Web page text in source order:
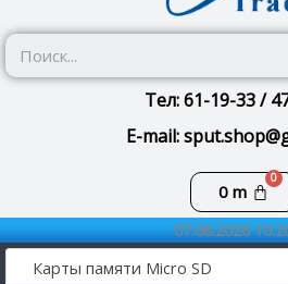
Тел: 61-19-33 /
E-mail:
0m
07.08.2026
Карты памяти Micro SD